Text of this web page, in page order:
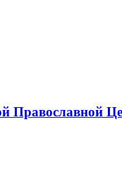
Православной